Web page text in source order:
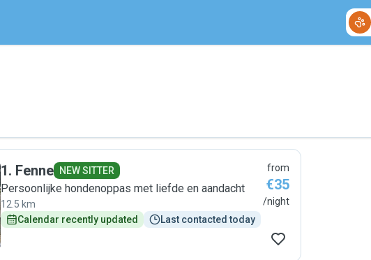
1. Fenne NEW SITTER
Persoonlijke hondenoppas met liefde en aandacht
12.5 km
Calendar recently updated
Last contacted today
from
€35
/night